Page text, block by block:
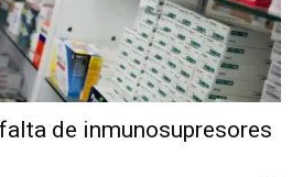
de inmunosupresores